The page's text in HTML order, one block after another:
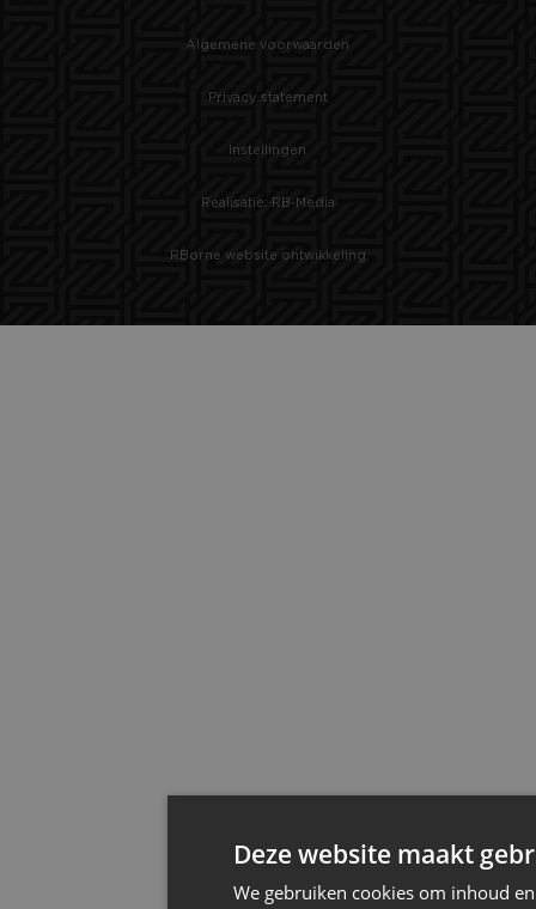
Algemene voorwaarden
Privacy statement
Instellingen
Realisatie: RB-Media
RBorne website ontwikkeling
Deze website maakt
We gebruiken cookies om inhoud